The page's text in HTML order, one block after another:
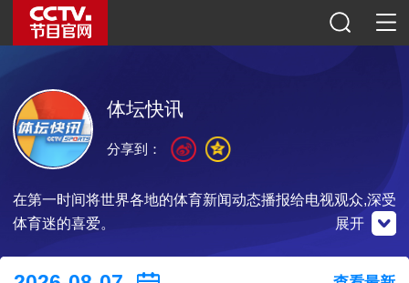
体坛快讯
在第一时间将世界各地的体育新闻动态播报给电视观众,深受
体育迷的喜爱。
央视影音
展开
分享到：